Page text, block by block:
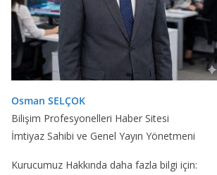
Osman SELÇOK
Bilişim Profesyonelleri Haber Sitesi
İmtiyaz Sahibi ve Genel Yayın Yönetmeni
Kurucumuz Hakkında daha fazla bilgi için: